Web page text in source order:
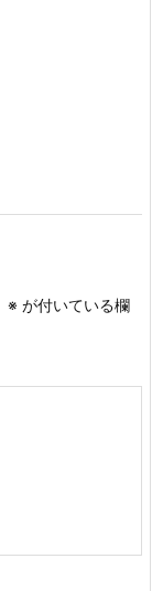
※ が付いている欄